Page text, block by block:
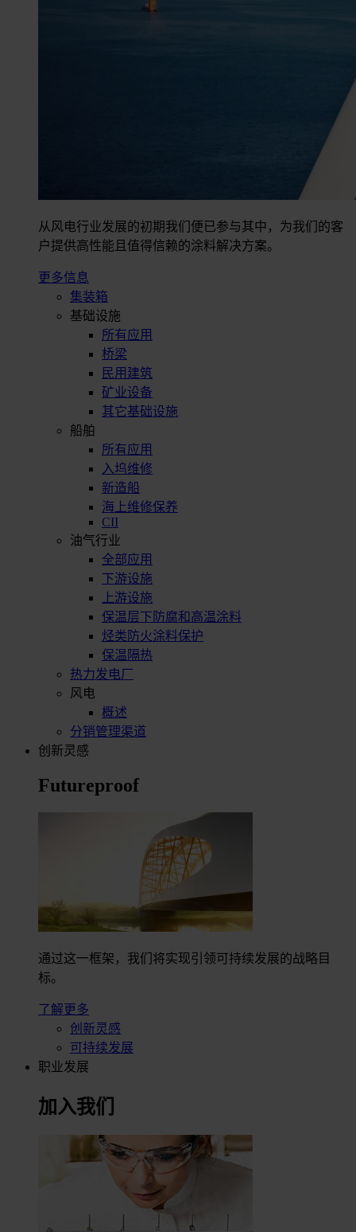
从风电行业发展的初期我们便已参与其中，为我们的客
户提供高性能且值得信赖的涂料解决方案。
更多信息
集装箱
基础设施
所有应用
桥梁
民用建筑
矿业设备
其它基础设施
船舶
所有应用
入坞维修
新造船
海上维修保养
CII
油气行业
全部应用
下游设施
上游设施
保温层下防腐和高温涂料
烃类防火涂料保护
保温隔热
热力发电厂
风电
概述
分销管理渠道
创新灵感
Futureproof
通过这一框架，我们将实现引领可持续发展的战略目
标。
了解更多
创新灵感
可持续发展
职业发展
加入我们